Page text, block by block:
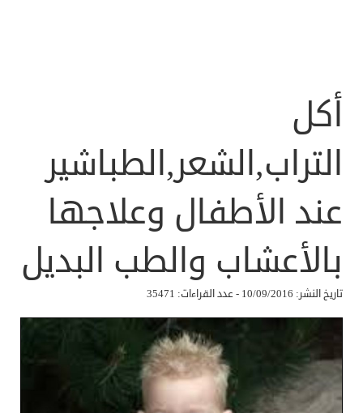
أكل
التراب,الشعر,الطباشير
عند الأطفال وعلاجها
بالأعشاب والطب البديل
تاريخ النشر: 10/09/2016 - عدد القراءات: 35471